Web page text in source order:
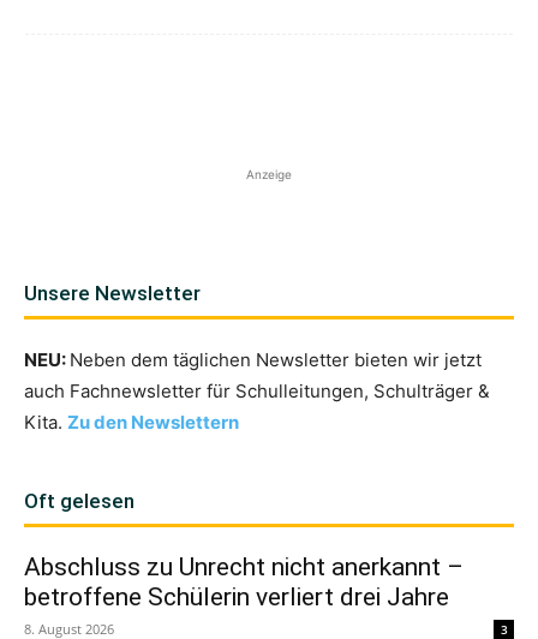
Anzeige
Unsere Newsletter
NEU: Neben dem täglichen Newsletter bieten wir jetzt
auch Fachnewsletter für Schulleitungen, Schulträger &
Kita. Zu den Newslettern
Oft gelesen
Abschluss zu Unrecht nicht anerkannt –
betroffene Schülerin verliert drei Jahre
8. August 2026 3